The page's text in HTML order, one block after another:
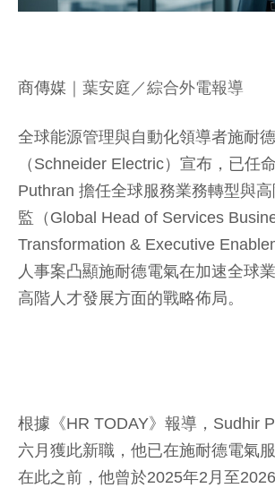
商傳媒 ｜葉安庭／綜合外電報導
全球能源管理與自動化領導者施耐
（Schneider Electric）宣布，已任
Puthran 擔任全球服務業務轉型與
監（Global Head of Services
Transformation & Executive
人事案凸顯施耐德電氣在加速全球
高階人才發展方面的戰略佈局。
根據《HR TODAY》報導，Sudhir
六月獲此新職，他已在施耐德電氣服
在此之前，他曾於2025年2月至